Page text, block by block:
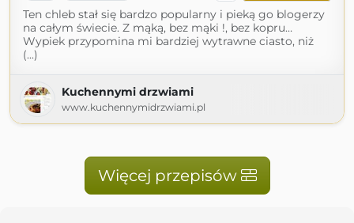
Ten chleb stał się bardzo popularny i pieką go blogerzy
na całym świecie. Z mąką, bez mąki !, bez kopru…
Wypiek przypomina mi bardziej wytrawne ciasto, niż
(...)
Kuchennymi drzwiami
www.kuchennymidrzwiami.pl
Więcej przepisów